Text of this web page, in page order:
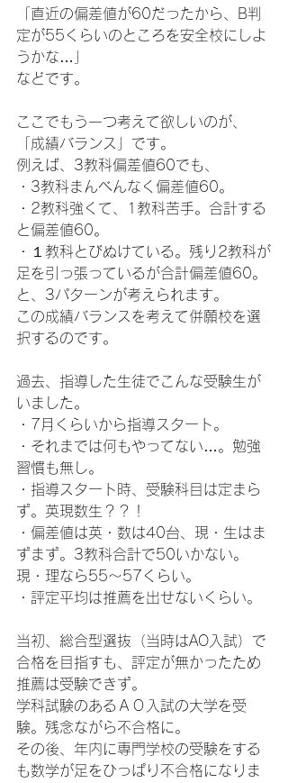
「直近の偏差値が60だったから、B判
定が55くらいのところを安全校にしよ
うかな…」
などです。
ここでもう一つ考えて欲しいのが、
「成績バランス」です。
例えば、3教科偏差値60でも、
・3教科まんべんなく偏差値60。
・2教科強くて、1教科苦手。合計する
と偏差値60。
・１教科とびぬけている。残り2教科が
足を引っ張っているが合計偏差値60。
と、3パターンが考えられます。
この成績バランスを考えて併願校を選
択するのです。
過去、指導した生徒でこんな受験生が
いました。
・7月くらいから指導スタート。
・それまでは何もやってない…。勉強
習慣も無し。
・指導スタート時、受験科目は定まら
ず。英現数生？？！
・偏差値は英・数は40台、現・生はま
ずまず。3教科合計で50いかない。
現・理なら55～57くらい。
・評定平均は推薦を出せないくらい。
当初、総合型選抜（当時はAO入試）で
合格を目指すも、評定が無かったため
推薦は受験できず。
学科試験のあるＡＯ入試の大学を受
験。残念ながら不合格に。
その後、年内に専門学校の受験をする
も数学が足をひっぱり不合格になりま